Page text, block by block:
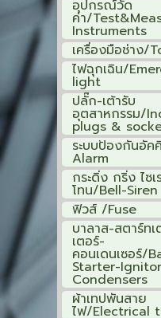
อุปกรณ์วัด
ค่า/
Instruments
เครื่องมือช่าง/
ไฟฉุกเฉิน/
light
ปลั๊ก-เต้ารับ
อุตสาหกรรม/
plugs &
ระบบป้องกันอั
Alarm
กระดิ่ง กริ่ง ไซ
โทน/Bell-Siren
ฟิวส์ /Fuse
บาลาส-สตาร์ท
เตอร์-
คอนเดนเซอร์/
Starter-
Condensers
ผ้าเทปพันสาย
ไฟ/Electrical